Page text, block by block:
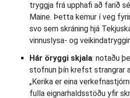
tryggja frá upphafi að farið
Maine. Þetta kemur í veg
svo sem skráning hjá
vinnuslysa- og
Hár öryggi skjala: notaðu
stofnun þín krefst strangrar
„Kerika er eina
fulla eignarhaldsstöðu yfir